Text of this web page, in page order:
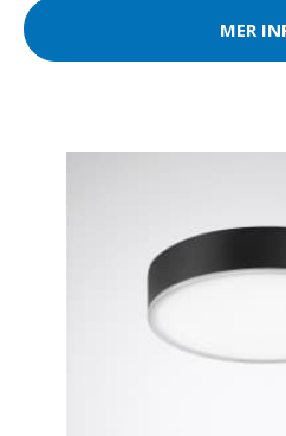
MER